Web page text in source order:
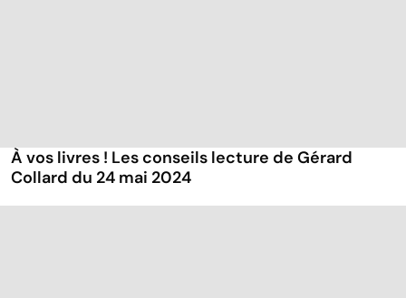
À vos livres ! Les conseils lecture de Gérard
Collard du 24 mai 2024